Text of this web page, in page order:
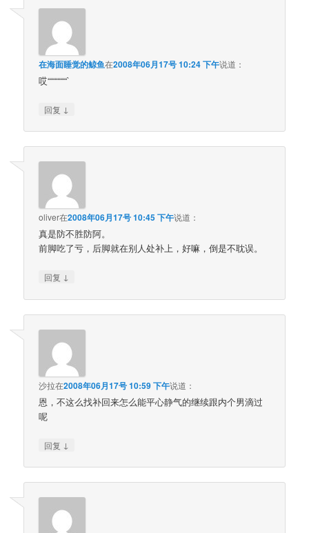
在海面睡觉的鲸鱼在2008年06月17号 10:24 下午说道：
哎“““““““`
回复 ↓
oliver在2008年06月17号 10:45 下午说道：
真是防不胜防阿。
前脚吃了亏，后脚就在别人处补上，好嘛，倒是不耽误。
回复 ↓
沙拉在2008年06月17号 10:59 下午说道：
恩，不这么找补回来怎么能平心静气的继续跟内个男滴过
呢
回复 ↓